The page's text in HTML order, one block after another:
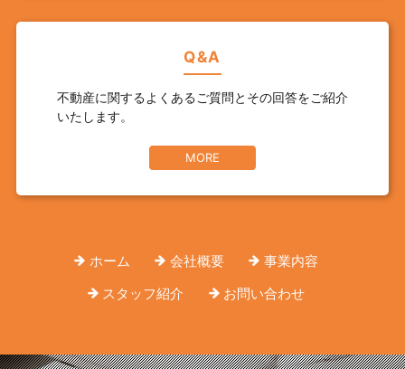
Q&A
不動産に関するよくあるご質問とその回答をご紹介
いたします。
MORE
ホーム 会社概要
事業内容
スタッフ紹介
お問い合わせ